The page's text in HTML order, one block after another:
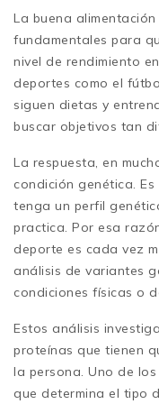
La buena
fundamentales para
nivel de rendimiento
deportes como el
siguen dietas y
buscar objetivos tan
La respuesta, en
condición genética.
tenga un perfil
practica. Por esa
deporte es cada vez
análisis de variantes
condiciones físicas o
Estos análisis
proteínas que tienen
la persona. Uno de
que determina el tipo